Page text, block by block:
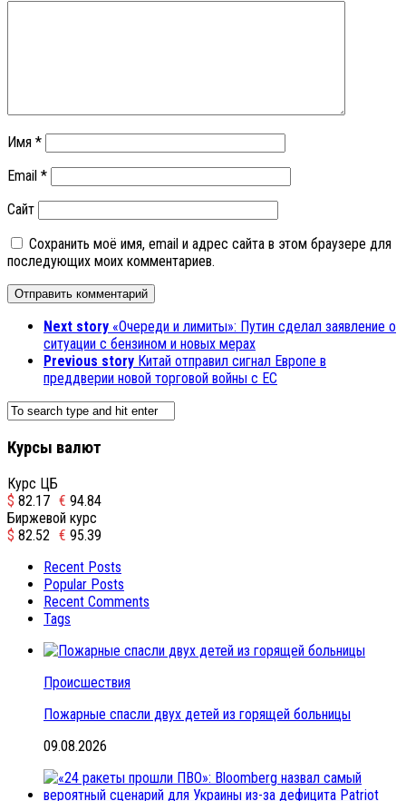
Имя *
Email *
Сайт
Сохранить моё имя, email и адрес сайта в этом браузере для
последующих моих комментариев.
Next story «Очереди и лимиты»: Путин сделал заявление о
ситуации с бензином и новых мерах
Previous story Китай отправил сигнал Европе в
преддверии новой торговой войны с ЕС
Курсы валют
Курс ЦБ
$ 82.17 € 94.84
Биржевой курс
$ 82.52 € 95.39
Recent Posts
Popular Posts
Recent Comments
Tags
Происшествия
Пожарные спасли двух детей из горящей больницы
09.08.2026